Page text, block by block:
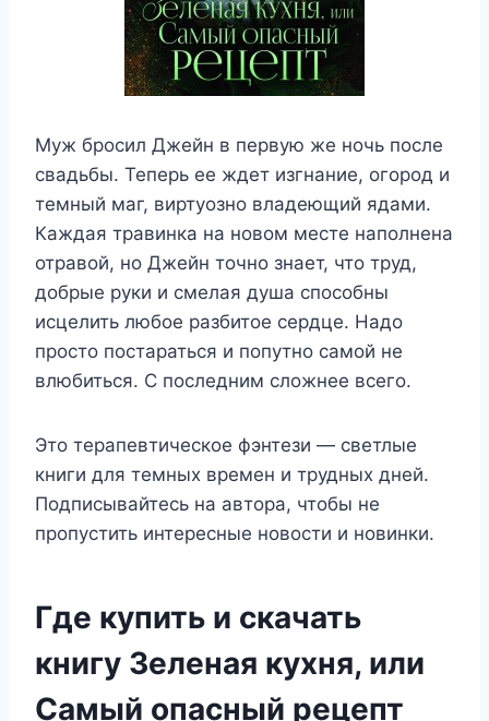
Муж бросил Джейн в первую же ночь после
свадьбы. Теперь ее ждет изгнание, огород и
темный маг, виртуозно владеющий ядами.
Каждая травинка на новом месте наполнена
отравой, но Джейн точно знает, что труд,
добрые руки и смелая душа способны
исцелить любое разбитое сердце. Надо
просто постараться и попутно самой не
влюбиться. С последним сложнее всего.
Это терапевтическое фэнтези — светлые
книги для темных времен и трудных дней.
Подписывайтесь на автора, чтобы не
пропустить интересные новости и новинки.
Где купить и скачать
книгу Зеленая кухня, или
Самый опасный рецепт